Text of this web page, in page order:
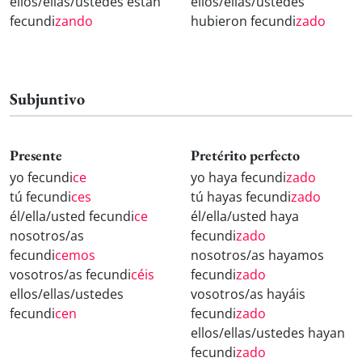
fecundizando
hubieron fecundizado
Subjuntivo
Presente
yo fecundice
tú fecundices
él/ella/usted fecundice
nosotros/as
fecundicemos
vosotros/as fecundicéis
ellos/ellas/ustedes
fecundicen
Pretérito perfecto
yo haya fecundizado
tú hayas fecundizado
él/ella/usted haya
fecundizado
nosotros/as hayamos
fecundizado
vosotros/as hayáis
fecundizado
ellos/ellas/ustedes hayan
fecundizado